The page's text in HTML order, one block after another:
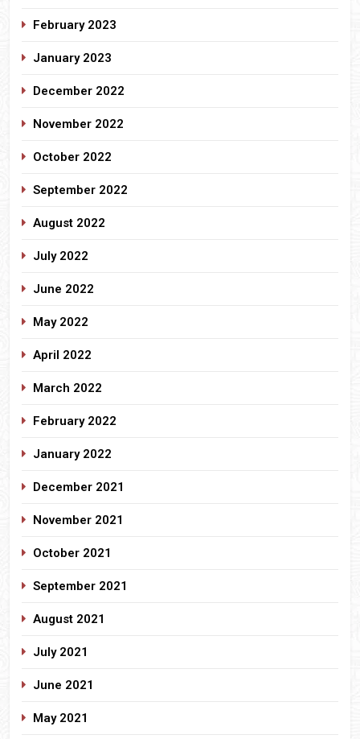
February 2023
January 2023
December 2022
November 2022
October 2022
September 2022
August 2022
July 2022
June 2022
May 2022
April 2022
March 2022
February 2022
January 2022
December 2021
November 2021
October 2021
September 2021
August 2021
July 2021
June 2021
May 2021